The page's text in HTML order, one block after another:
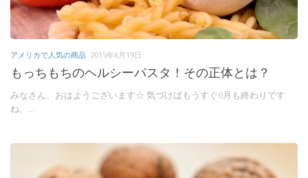
アメリカで人気の商品 2015年6月19日
もっちもちのヘルシーパスタ！その正体とは？
みなさん、おはようございます☆ 気づけばもうすぐ6月も終わりです
ね、...